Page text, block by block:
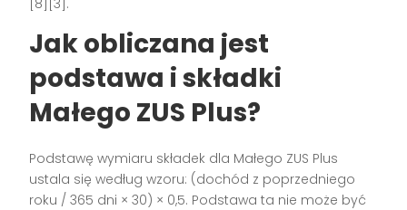
Jak obliczana jest
podstawa i składki
Małego ZUS Plus?
Podstawę wymiaru składek dla Małego ZUS Plus
ustala się według wzoru: (dochód z poprzedniego
roku / 365 dni × 30) × 0,5. Podstawa ta nie może być